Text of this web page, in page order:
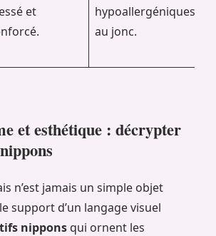
et
hypoallergéniques
au jonc.
et esthétique : décrypter
n’est jamais un simple objet
support d’un langage visuel
nippons qui ornent les